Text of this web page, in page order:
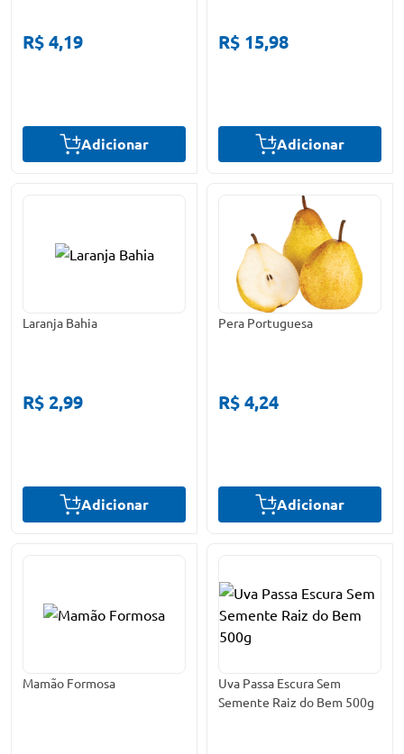
R$ 4,19
Adicionar
R$ 15,98
Adicionar
Laranja Bahia
R$ 2,99
Adicionar
Pera Portuguesa
R$ 4,24
Adicionar
Mamão Formosa
Uva Passa Escura Sem
Semente Raiz do Bem 500g